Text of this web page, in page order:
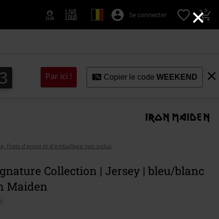
×
Se connecter 0
1
2
1
3
2 Par ici ! Copier le codeWEEKEND
Frais d'envoi et d'emballage non inclus
Collection | Jersey | bleu/blanc
Maiden